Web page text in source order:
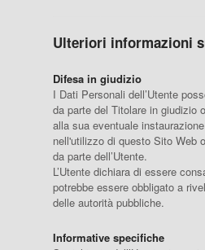
Ulteriori informazioni
Difesa in giudizio
I Dati Personali dell’Utente
da parte del Titolare in giudizio
alla sua eventuale
nell'utilizzo di questo Sito Web
da parte dell’Utente.
L’Utente dichiara di essere
potrebbe essere obbligato a
delle autorità pubbliche.
Informative specifiche